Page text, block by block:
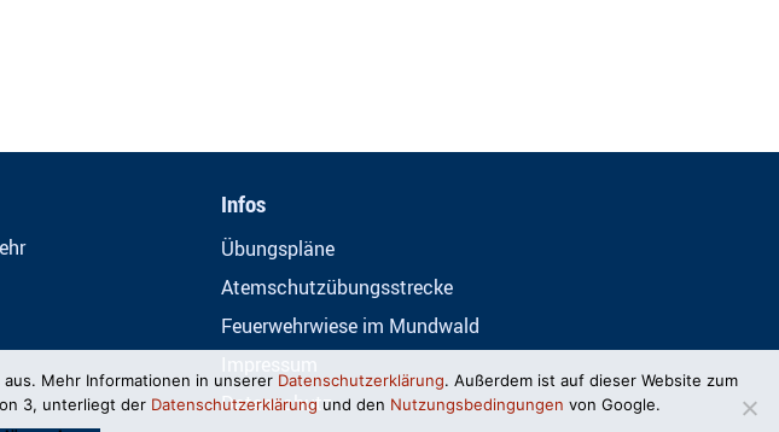
Infos
Übungspläne
Atemschutzübungsstrecke
Feuerwehrwiese im Mundwald
Datenschutz
Mehr Informationen in unserer Datenschutzerklärung. Außerdem ist auf dieser Website zum
3, unterliegt der Datenschutzerklärung und den Nutzungsbedingungen von Google.